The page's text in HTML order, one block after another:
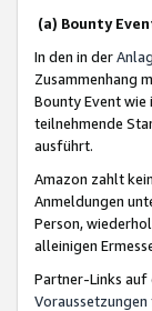
(a) Bounty
In den in der
Zusammenhang
Bounty Event wie
teilnehmende
ausführt.
Amazon zahlt
Anmeldungen
Person,
alleinigen
Partner-Links auf